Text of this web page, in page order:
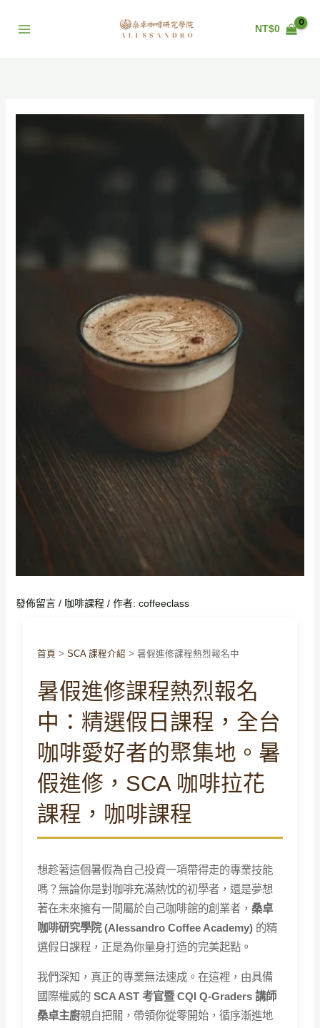
NT$0
發佈留言 / 咖啡課程 / 作者: coffeeclass
首頁 > SCA 課程介紹 > 暑假進修課程熱烈報名中
暑假進修課程熱烈報名
中：精選假日課程，全台
咖啡愛好者的聚集地。暑
假進修，SCA 咖啡拉花
課程，咖啡課程
想趁著這個暑假為自己投資一項帶得走的專業技能
嗎？無論你是對咖啡充滿熱忱的初學者，還是夢想
著在未來擁有一間屬於自己咖啡館的創業者， 桑卓
咖啡研究學院 (Alessandro Coffee Academy)的精
選假日課程，正是為你量身打造的完美起點。
我們深知，真正的專業無法速成。在這裡，由具備
國際權威的 SCA AST 考官暨 CQI Q-Graders 講師
桑卓主廚親自把關，帶領你從零開始，循序漸進地